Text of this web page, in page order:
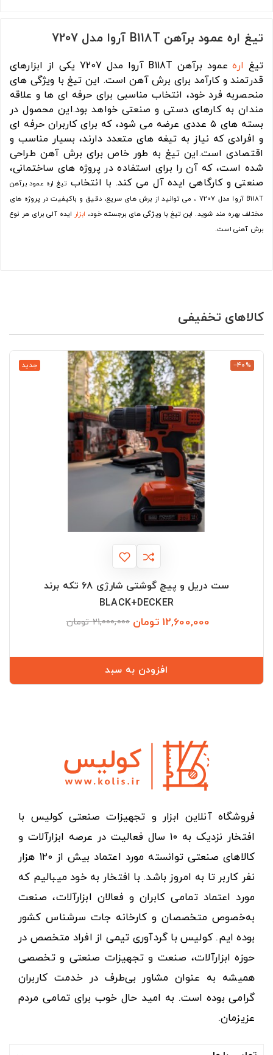
تيغ اره عمود برآهن B118T آروا مدل 7207
تيغ اره
عمود برآهن B118T آروا مدل 7207 یکی از ابزارهای
قدرتمند و کارآمد برای برش آهن است. این تیغ با ویژگی های
منحصربه فرد خود، انتخاب مناسبی برای حرفه ای ها و علاقه
مندان به کارهای دستی و صنعتی خواهد بود.این محصول در
بسته های ۵ عددی عرضه می شود، که برای کاربران حرفه ای
و افرادی که نیاز به تیغه های متعدد دارند، بسیار مناسب و
اقتصادی است.این تیغ به طور خاص برای برش آهن طراحی
شده است، که آن را برای استفاده در پروژه های ساختمانی،
صنعتی و کارگاهی ایده آل می کند. با انتخاب تيغ اره عمود برآهن
B118T آروا مدل 7207
، می توانید از برش های سریع، دقیق و باکیفیت در پروژه های
مختلف بهره مند شوید. این تیغ با ویژگی های برجسته خود، ابزار ایده آلی برای هر نوع
برش آهنی است.
کالاهای تخفیفی
جدید ‎−40%
ست دریل و پیچ گوشتی شارژی 68 تکه برند
BLACK+DECKER
12,600,000 تومان 21,000,000 تومان
افزودن به سبد
فروشگاه آنلاین ابزار و تجهیزات صنعتی کولیس با
افتخار نزدیک به ۱۰ سال فعالیت در عرصه ابزارآلات و
کالاهای صنعتی توانسته مورد اعتماد بیش از ۱۲۰ هزار
نفر کاربر تا به امروز باشد. با افتخار به خود میبالیم که
مورد اعتماد تمامی کابران و فعالان ابزارآلات، صنعت
به‌خصوص متخصصان و کارخانه جات سرشناس کشور
بوده ایم. کولیس با گردآوری تیمی از افراد متخصص در
حوزه ابزارآلات، صنعت و تجهیزات صنعتی و تخصصی
همیشه به عنوان مشاور بی‌طرف در خدمت کاربران
گرامی بوده است. به امید حال خوب برای تمامی مردم
عزیزمان.